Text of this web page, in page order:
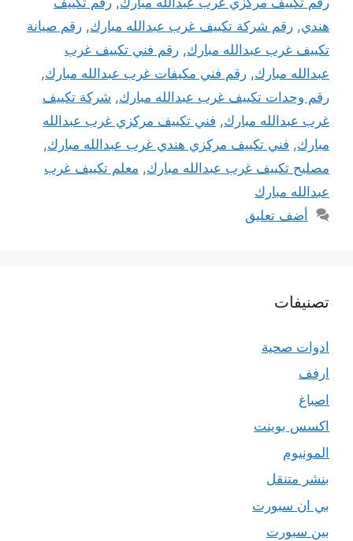
هندي, رقم شركة تكييف غرب عبدالله مبارك, رقم صيانة
تكييف غرب عبدالله مبارك, رقم فني تكييف غرب
عبدالله مبارك, رقم فني مكيفات غرب عبدالله مبارك,
رقم وحدات تكييف غرب عبدالله مبارك, شركة تكييف
غرب عبدالله مبارك, فني تكييف مركزي غرب عبدالله
مبارك, فني تكييف مركزي هندي غرب عبدالله مبارك,
مصليح تكييف غرب عبدالله مبارك, معلم تكييف غرب
عبدالله مبارك
أضف تعليق
تصنيفات
ادوات صحية
ارفف
اصباغ
اكسس بوينت
المونيوم
بنشر متنقل
بي ان سبورت
بين سبورت